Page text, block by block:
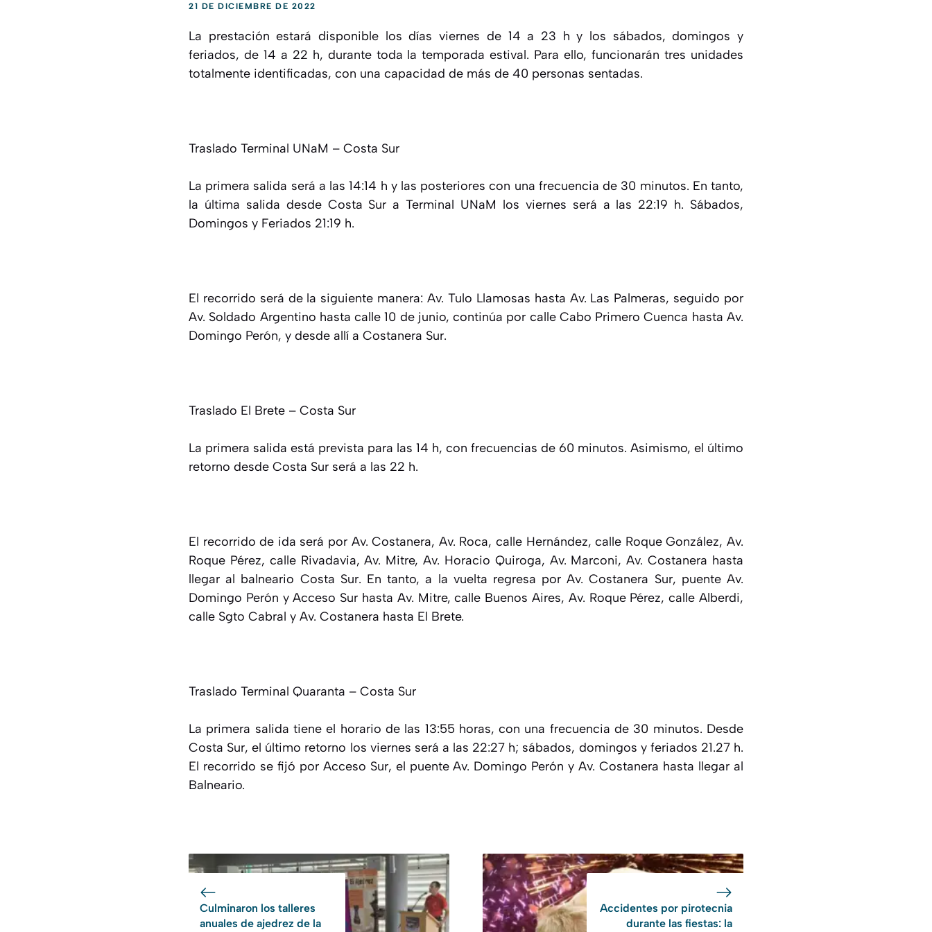
21 DE DICIEMBRE DE 2022
La prestación estará disponible los días viernes de 14 a 23 h y los sábados, domingos y
feriados, de 14 a 22 h, durante toda la temporada estival. Para ello, funcionarán tres unidades
totalmente identificadas, con una capacidad de más de 40 personas sentadas.
Traslado Terminal UNaM – Costa Sur
La primera salida será a las 14:14 h y las posteriores con una frecuencia de 30 minutos. En tanto,
la última salida desde Costa Sur a Terminal UNaM los viernes será a las 22:19 h. Sábados,
Domingos y Feriados 21:19 h.
El recorrido será de la siguiente manera: Av. Tulo Llamosas hasta Av. Las Palmeras, seguido por
Av. Soldado Argentino hasta calle 10 de junio, continúa por calle Cabo Primero Cuenca hasta Av.
Domingo Perón, y desde allí a Costanera Sur.
Traslado El Brete – Costa Sur
La primera salida está prevista para las 14 h, con frecuencias de 60 minutos. Asimismo, el último
retorno desde Costa Sur será a las 22 h.
El recorrido de ida será por Av. Costanera, Av. Roca, calle Hernández, calle Roque González, Av.
Roque Pérez, calle Rivadavia, Av. Mitre, Av. Horacio Quiroga, Av. Marconi, Av. Costanera hasta
llegar al balneario Costa Sur. En tanto, a la vuelta regresa por Av. Costanera Sur, puente Av.
Domingo Perón y Acceso Sur hasta Av. Mitre, calle Buenos Aires, Av. Roque Pérez, calle Alberdi,
calle Sgto Cabral y Av. Costanera hasta El Brete.
Traslado Terminal Quaranta – Costa Sur
La primera salida tiene el horario de las 13:55 horas, con una frecuencia de 30 minutos. Desde
Costa Sur, el último retorno los viernes será a las 22:27 h; sábados, domingos y feriados 21.27 h.
El recorrido se fijó por Acceso Sur, el puente Av. Domingo Perón y Av. Costanera hasta llegar al
Balneario.
Culminaron los talleres
anuales de ajedrez de la
Accidentes por pirotecnia
durante las fiestas: la